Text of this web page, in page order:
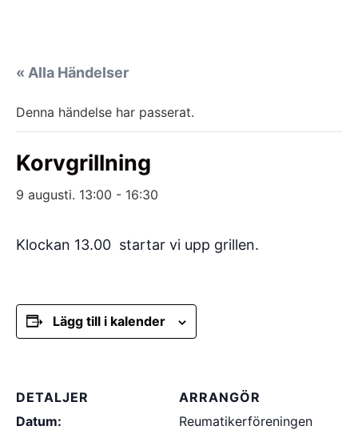
« Alla Händelser
Denna händelse har passerat.
Korvgrillning
9 augusti. 13:00 - 16:30
Klockan 13.00 startar vi upp grillen.
Lägg till i kalender
DETALJER
Datum:
ARRANGÖR
Reumatikerföreningen